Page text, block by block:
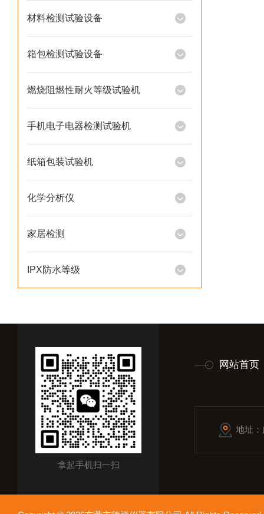
材料检测试验设备
箱包检测试验设备
燃烧阻燃性耐火等级试验机
手机电子电器检测试验机
纸箱包装试验机
化学分析仪
家居检测
IPX防水等级
拿起手机扫一扫
网站首页
地址